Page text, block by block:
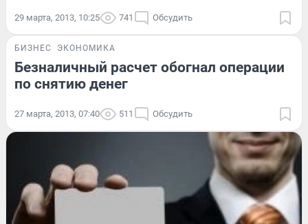
29 марта, 2013, 10:25 741 Обсудить
БИЗНЕС ЭКОНОМИКА
Безналичный расчет обогнал операции
по снятию денег
27 марта, 2013, 07:40 511 Обсудить